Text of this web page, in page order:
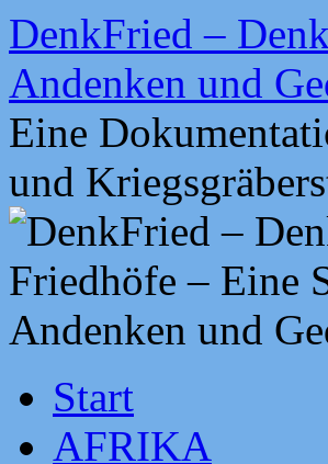
Zum
Inhalt
springen
DenkFried –
Andenken und
Eine
und
Start
AFRIKA